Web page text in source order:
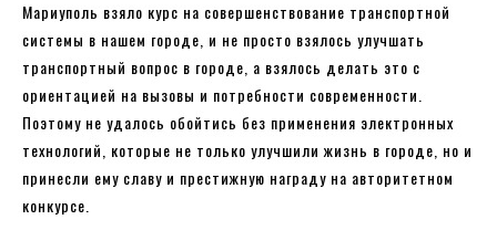
Мариуполь взяло курс на совершенствование транспортной
системы в нашем городе, и не просто взялось улучшать
транспортный вопрос в городе, а взялось делать это с
ориентацией на вызовы и потребности современности.
Поэтому не удалось обойтись без применения электронных
технологий, которые не только улучшили жизнь в городе, но и
принесли ему славу и престижную награду на авторитетном
конкурсе.